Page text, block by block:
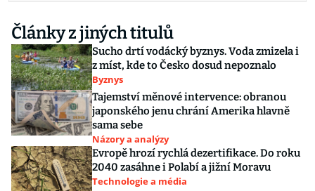
Články z jiných titulů
Sucho drtí vodácký byznys. Voda zmizela i
z míst, kde to Česko dosud nepoznalo
Byznys
Tajemství měnové intervence: obranou
japonského jenu chrání Amerika hlavně
sama sebe
Názory a analýzy
Evropě hrozí rychlá dezertifikace. Do roku
2040 zasáhne i Polabí a jižní Moravu
Technologie a média